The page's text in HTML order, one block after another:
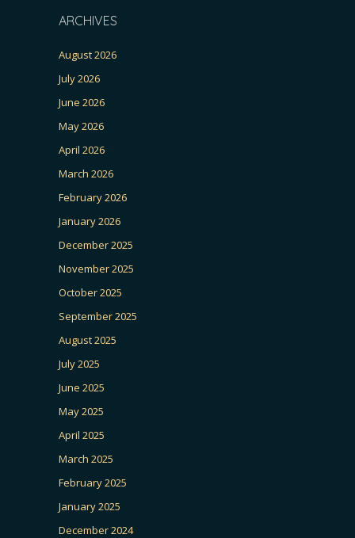
ARCHIVES
August 2026
July 2026
June 2026
May 2026
April 2026
March 2026
February 2026
January 2026
December 2025
November 2025
October 2025
September 2025
August 2025
July 2025
June 2025
May 2025
April 2025
March 2025
February 2025
January 2025
December 2024